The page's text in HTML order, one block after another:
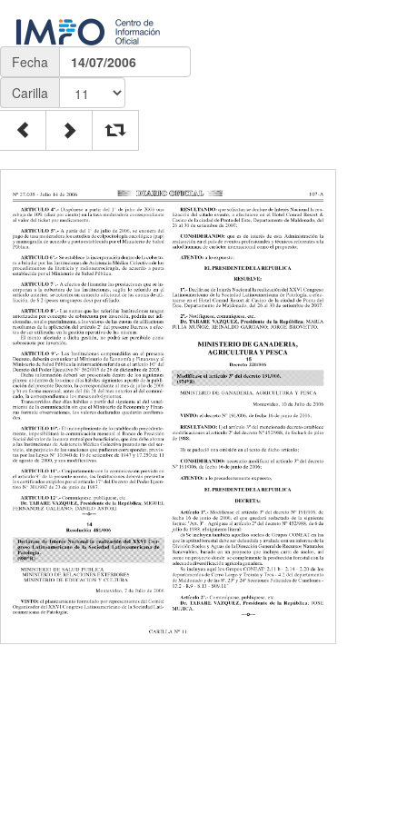
Fecha
14/07/2006
Carilla